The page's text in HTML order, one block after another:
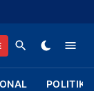
POLITIK